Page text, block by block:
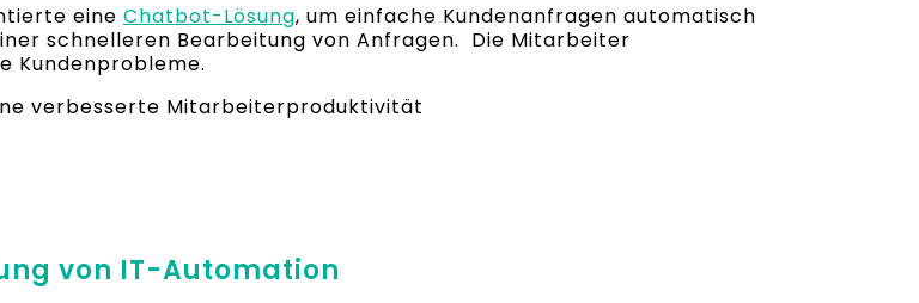
eine Chatbot-Lösung, um einfache Kundenanfragen automatisch
schnelleren Bearbeitung von Anfragen. Die Mitarbeiter
Kundenprobleme.
verbesserte Mitarbeiterproduktivität
von IT-Automation